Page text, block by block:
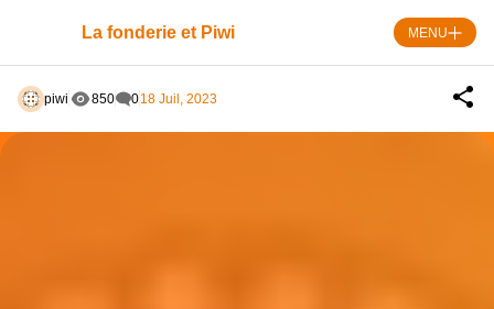
La fonderie et Piwi MENU
piwi 850 018 Juil, 2023